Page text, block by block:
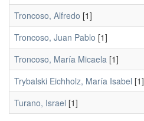
Troncoso, Alfredo [1]
Troncoso, Juan Pablo [1]
Troncoso, María Micaela [1]
Trybalski Eichholz, María Isabel [1]
Turano, Israel [1]